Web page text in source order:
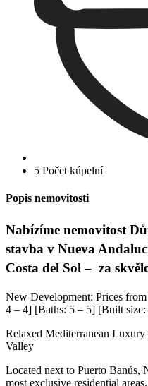
5 Počet kúpelní
Popis nemovitosti
Nabízíme nemovitost
stavba v Nueva
Costa del Sol – za
New Development: Prices
4 – 4] [Baths: 5 – 5] [Built
Relaxed Mediterranean
Valley
Located next to Puerto Banús,
most exclusive residential